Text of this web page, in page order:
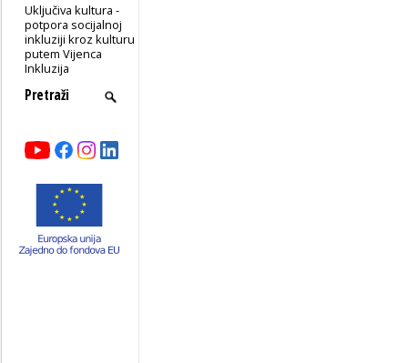
Uključiva kultura -
potpora socijalnoj
inkluziji kroz kulturu
putem Vijenca
Inkluzija